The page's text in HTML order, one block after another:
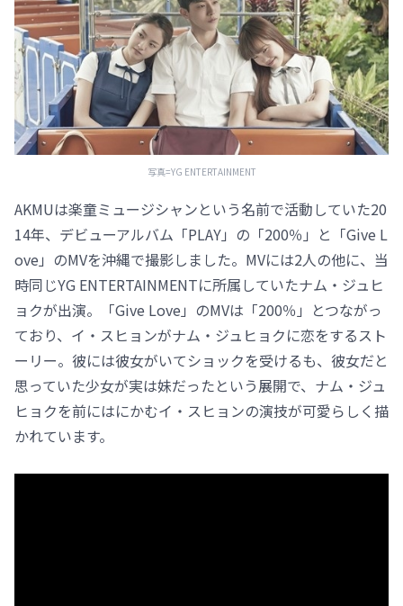
写真=YG ENTERTAINMENT
AKMUは楽童ミュージシャンという名前で活動していた20
14年、デビューアルバム「PLAY」の「200％」と「Give L
ove」のMVを沖縄で撮影しました。MVには2人の他に、当
時同じYG ENTERTAINMENTに所属していたナム・ジュヒ
ョクが出演。「Give Love」のMVは「200％」とつながっ
ており、イ・スヒョンがナム・ジュヒョクに恋をするスト
ーリー。彼には彼女がいてショックを受けるも、彼女だと
思っていた少女が実は妹だったという展開で、ナム・ジュ
ヒョクを前にはにかむイ・スヒョンの演技が可愛らしく描
かれています。